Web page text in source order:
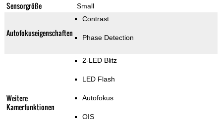
Sensorgröße Small
Autofokuseigenschaften
Contrast
Phase Detection
Weitere
Kamerfunktionen
2-LED Blitz
LED Flash
Autofokus
OIS